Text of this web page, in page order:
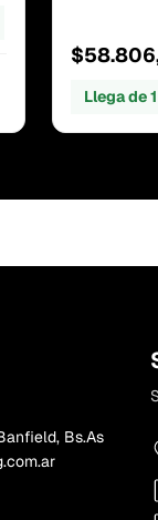
Llega de
Bs.As